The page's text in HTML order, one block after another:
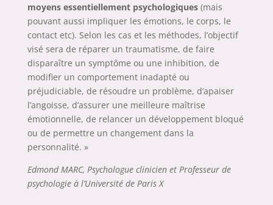
moyens essentiellement psychologiques(mais
pouvant aussi impliquer les émotions, le corps, le
contact etc). Selon les cas et les méthodes, l’objectif
visé sera de réparer un traumatisme, de faire
disparaître un symptôme ou une inhibition, de
modifier un comportement inadapté ou
préjudiciable, de résoudre un problème, d’apaiser
l’angoisse, d’assurer une meilleure maîtrise
émotionnelle, de relancer un développement bloqué
ou de permettre un changement dans la
personnalité. »
Edmond MARC, Psychologue clinicien et Professeur de
psychologie à l’Université de Paris X